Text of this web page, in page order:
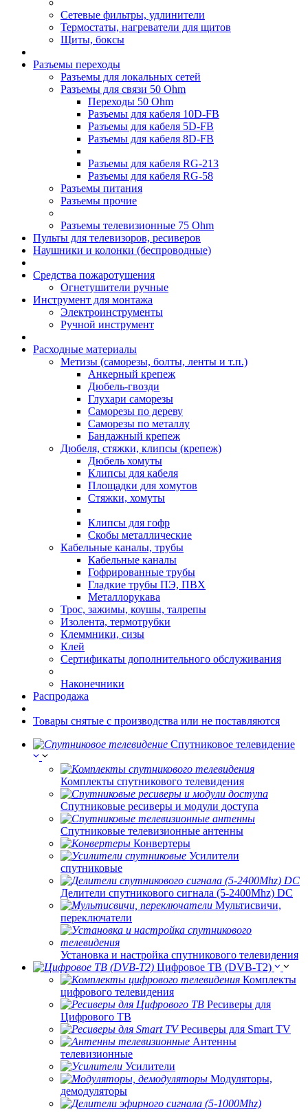
Сетевые фильтры, удлинители
Термостаты, нагреватели для щитов
Щиты, боксы
Разъемы переходы
Разъемы для локальных сетей
Разъемы для связи 50 Ohm
Переходы 50 Ohm
Разъемы для кабеля 10D-FB
Разъемы для кабеля 5D-FB
Разъемы для кабеля 8D-FB
Разъемы для кабеля RG-213
Разъемы для кабеля RG-58
Разъемы питания
Разъемы прочие
Разъемы телевизионные 75 Ohm
Пульты для телевизоров, ресиверов
Наушники и колонки (беспроводные)
Средства пожаротушения
Огнетушители ручные
Инструмент для монтажа
Электроинструменты
Ручной инструмент
Расходные материалы
Метизы (саморезы, болты, ленты и т.п.)
Анкерный крепеж
Дюбель-гвозди
Глухари саморезы
Саморезы по дереву
Саморезы по металлу
Бандажный крепеж
Дюбеля, стяжки, клипсы (крепеж)
Дюбель хомуты
Клипсы для кабеля
Площадки для хомутов
Стяжки, хомуты
Клипсы для гофр
Скобы металлические
Кабельные каналы, трубы
Кабельные каналы
Гофрированные трубы
Гладкие трубы ПЭ, ПВХ
Металлорукава
Трос, зажимы, коушы, талрепы
Изолента, термотрубки
Клеммники, сизы
Клей
Сертификаты дополнительного обслуживания
Наконечники
Распродажа
Товары снятые с производства или не поставляются
Спутниковое телевидение
Комплекты спутникового телевидения
Спутниковые ресиверы и модули доступа
Спутниковые телевизионные антенны
Конвертеры
Усилители
спутниковые
Делители спутникового сигнала (5-2400Mhz) DC
Мультисвичи,
переключатели
Установка и настройка спутникового телевидения
Цифровое ТВ (DVB-T2)
Комплекты
цифрового телевидения
Ресиверы для
Цифрового ТВ
Ресиверы для Smart TV
Антенны
телевизионные
Усилители
Модуляторы,
демодуляторы